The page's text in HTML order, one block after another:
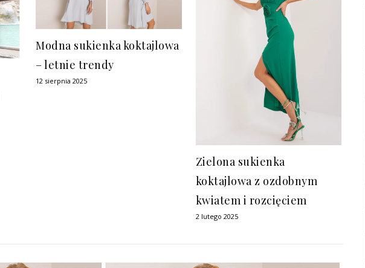
Modna sukienka koktajlowa
– letnie trendy
12 sierpnia 2025
Zielona sukienka
koktajlowa z ozdobnym
kwiatem i rozcięciem
2 lutego 2025